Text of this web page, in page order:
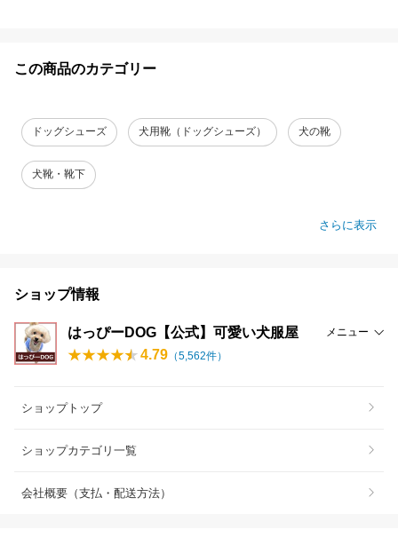
この商品のカテゴリー
ドッグシューズ 犬用靴（ドッグシューズ） 犬の靴
犬靴・靴下
さらに表示
ショップ情報
はっぴーDOG【公式】可愛い犬服屋 メニュー
4.79 （5,562件）
ショップトップ
ショップカテゴリ一覧
会社概要（支払・配送方法）